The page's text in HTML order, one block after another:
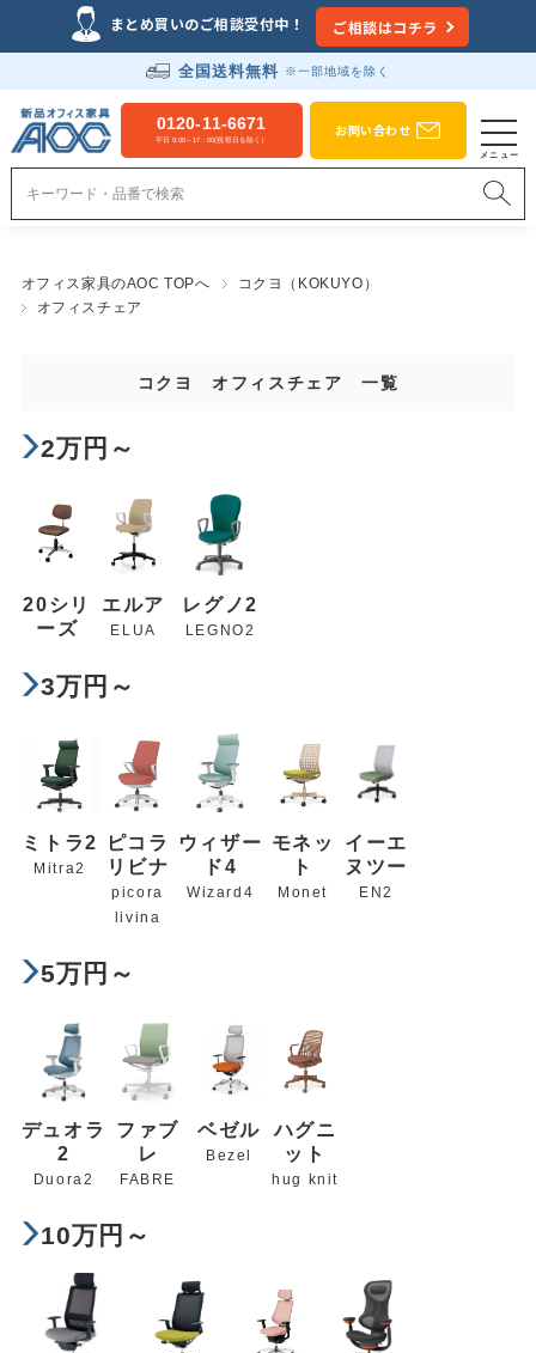
まとめ買いのご相談受付中！ ご相談はコチラ
全国送料無料 ※一部地域を除く
0120-11-6671
平日 9:00～17：00(祝祭日を除く）
お問い合わせ
オフィス家具のAOC TOPへ
コクヨ（KOKUYO）
オフィスチェア
コクヨ オフィスチェア 一覧
2万円～
20シリ
ーズ
エルア
ELUA
レグノ2
LEGNO2
3万円～
ミトラ2
Mitra2
ピコラ
リビナ
picora
livina
ウィザー
ド4
Wizard4
モネッ
ト
Monet
イーエ
ヌツー
EN2
5万円～
デュオラ
2
Duora2
ファブ
レ
FABRE
ベゼル
Bezel
ハグニ
ット
hug knit
10万円～